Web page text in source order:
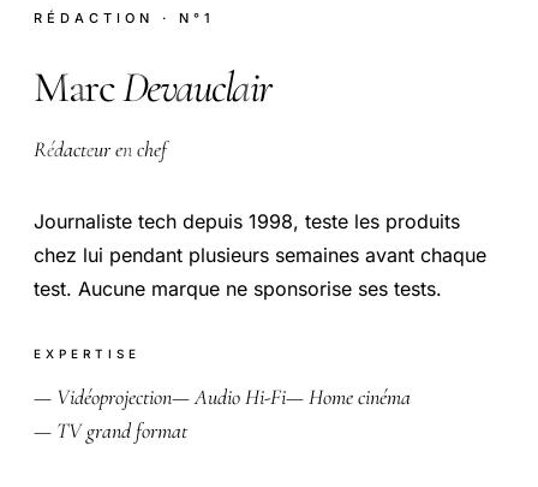
MD
RÉDACTION · N°1
MarcDevauclair
Rédacteur en chef
Journaliste tech depuis 1998, teste les produits
chez lui pendant plusieurs semaines avant chaque
test. Aucune marque ne sponsorise ses tests.
EXPERTISE
— Vidéoprojection— Audio Hi-Fi— Home cinéma
— TV grand format